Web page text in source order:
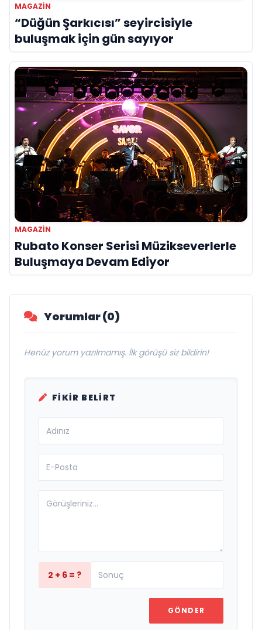
MAGAZIN
“Düğün Şarkıcısı” seyircisiyle
buluşmak için gün sayıyor
MAGAZIN
Rubato Konser Serisi Müzikseverlerle
Buluşmaya Devam Ediyor
Yorumlar (0)
Henüz yorum yazılmamış. İlk görüşü siz bildirin!
FIKIR BELIRT
2 + 6 = ?
GÖNDER